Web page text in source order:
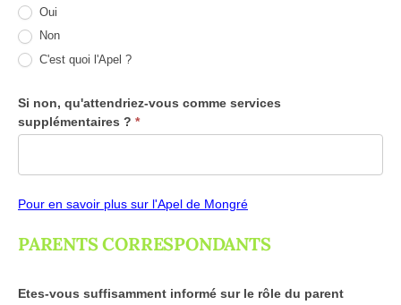
Oui
Non
C'est quoi l'Apel ?
Si non, qu'attendriez-vous comme services
supplémentaires ? *
Pour en savoir plus sur l'Apel de Mongré
PARENTS CORRESPONDANTS
Etes-vous suffisamment informé sur le rôle du parent